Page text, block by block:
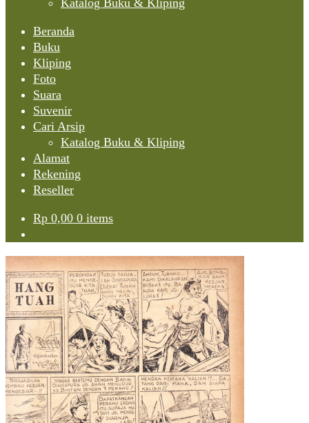
Katalog Buku & Kliping
Beranda
Buku
Kliping
Foto
Suara
Suvenir
Cari Arsip
Katalog Buku & Kliping
Alamat
Rekening
Reseller
Rp 0,00 0 items